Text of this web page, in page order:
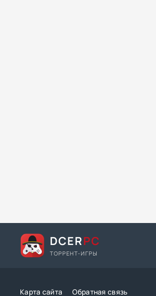
DCERPC
ТОРРЕНТ-ИГРЫ
Карта сайта Обратная связь